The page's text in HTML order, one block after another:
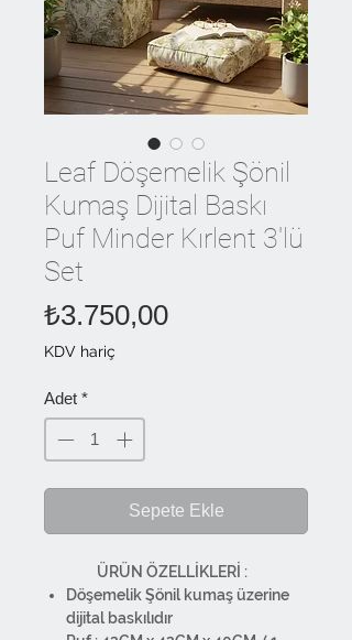
Leaf Döşemelik Şönil
Kumaş Dijital Baskı
Puf Minder Kırlent 3'lü
Set
₺3.750,00Fiyat
KDV hariç
Adet *
Sepete Ekle
ÜRÜN ÖZELLİKLERİ :
Döşemelik Şönil kumaş üzerine
dijital baskılıdır